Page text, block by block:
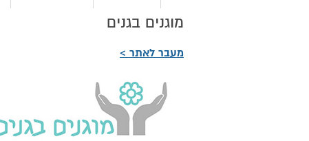
מוגנים בגנים
מעבר לאתר >